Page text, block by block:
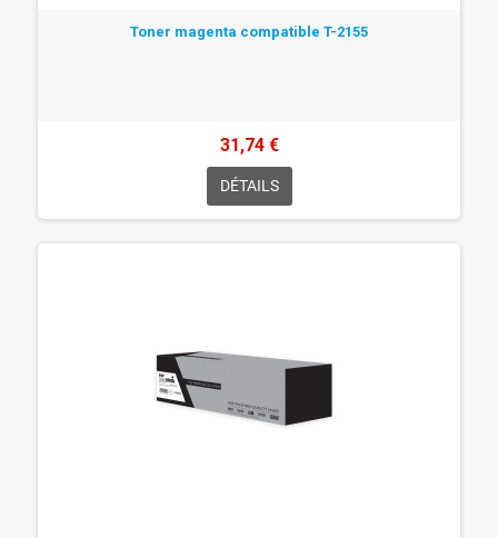
Toner magenta compatible T-2155
31,74 €
DÉTAILS